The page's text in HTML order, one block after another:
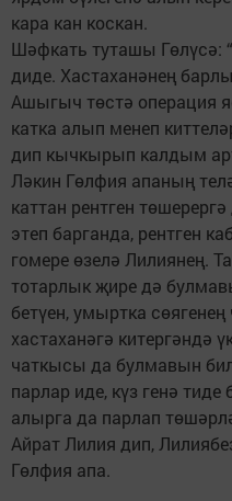
кара кан коскан.
Шәфкать туташы Гөлүсә:
диде. Хастаханәнең
Ашыгыч төстә операция
катка алып менеп
дип кычкырып калдым
Ләкин Гөлфия апаның
каттан рентген
этеп барганда, рентген
гомере өзелә Лилиянең.
тотарлык җире дә
бетүен, умыртка
хастаханәгә китергәндә
чаткысы да булмавын
парлар иде, күз генә тиде
алырга да парлап
Айрат Лилия дип,
Гөлфия апа.